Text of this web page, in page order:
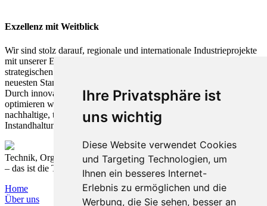
Ihre Privatsphäre ist
uns wichtig
Diese Website verwendet Cookies
und Targeting Technologien, um
Ihnen ein besseres Internet-
Erlebnis zu ermöglichen und die
Werbung, die Sie sehen, besser an
Exzellenz mit Weitblick
Wir sind stolz darauf, regionale und internationale Industrieprojekte
mit unserer Expertise auf das nächste Level zu heben. Ob in der
strategischen Planung oder operativen Umsetzung – wir bringen den
neuesten Stand der Technik in die industrielle Wertschöpfung.
Durch innovative Lösungen und tiefgehendes Branchenwissen
optimieren wir Prozesse, steigern Effizienz und schaffen
nachhaltige, technologisch führende Produktions- und
Instandhaltungssysteme.
Technik, Organisation und Prozesse nachhaltig verbinden
– das ist die T&O Group.
Home
Über uns